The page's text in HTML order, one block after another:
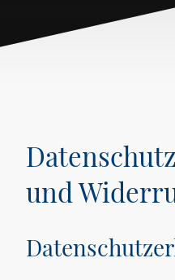
und